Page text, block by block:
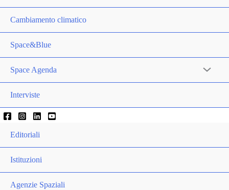
Cambiamento climatico
Space&Blue
Space Agenda
Interviste
Editoriali
Istituzioni
Agenzie Spaziali